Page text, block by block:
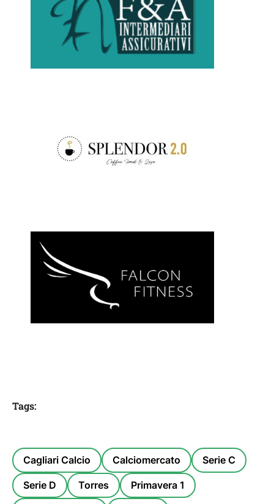
Tags:
Cagliari Calcio Calciomercato Serie C
Serie D Torres Primavera 1